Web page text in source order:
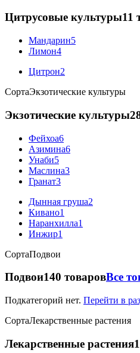
Цитрусовые культуры11
Мандарин5
Лимон4
Цитрон2
СортаЭкзотические культуры
Экзотические культуры
Фейхоа6
Азимина6
Унаби5
Маслина3
Гранат3
Дынная груша2
Кивано1
Наранхилла1
Инжир1
СортаПодвои
Подвои140 товаровВсе
Подкатегорий нет. Перейти в
СортаЛекарственные растения
Лекарственные растения